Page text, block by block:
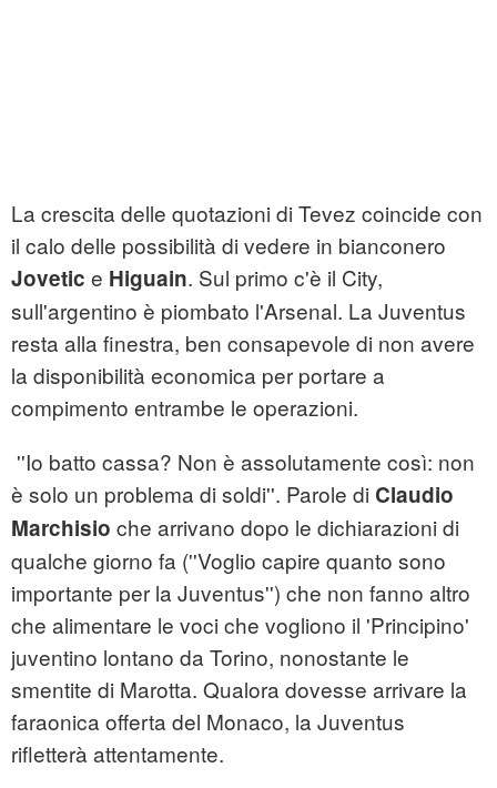
La crescita delle quotazioni di Tevez coincide con
il calo delle possibilità di vedere in bianconero
Jovetic e Higuain. Sul primo c'è il City,
sull'argentino è piombato l'Arsenal. La Juventus
resta alla finestra, ben consapevole di non avere
la disponibilità economica per portare a
compimento entrambe le operazioni.
''Io batto cassa? Non è assolutamente così: non
è solo un problema di soldi''. Parole di Claudio
Marchisio che arrivano dopo le dichiarazioni di
qualche giorno fa (''Voglio capire quanto sono
importante per la Juventus'') che non fanno altro
che alimentare le voci che vogliono il 'Principino'
juventino lontano da Torino, nonostante le
smentite di Marotta. Qualora dovesse arrivare la
faraonica offerta del Monaco, la Juventus
rifletterà attentamente.